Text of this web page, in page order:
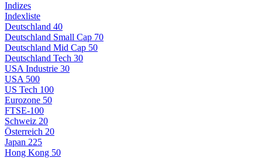
Indizes
Indexliste
Deutschland 40
Deutschland Small Cap 70
Deutschland Mid Cap 50
Deutschland Tech 30
USA Industrie 30
USA 500
US Tech 100
Eurozone 50
FTSE-100
Schweiz 20
Österreich 20
Japan 225
Hong Kong 50